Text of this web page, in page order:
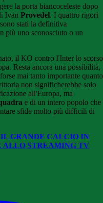
la porta biancoceleste dopo
Ivan Provedel. I quattro rigori
stati la definitiva
più uno sconosciuto o un
il KO contro l'Inter lo scorso
Resta ancora una possibilità,
mai tanto importante quanto
non significherebbe solo
all'Europa, ma
e di un intero popolo che
sfide molto più difficili di
GRANDE CALCIO IN
ALLO STREAMING TV